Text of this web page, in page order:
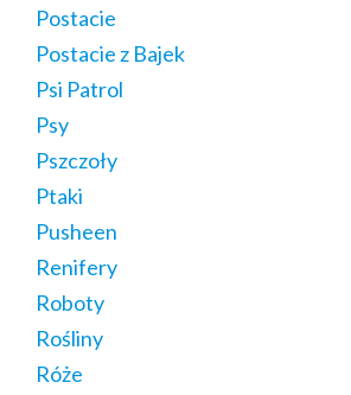
Postacie
Postacie z Bajek
Psi Patrol
Psy
Pszczoły
Ptaki
Pusheen
Renifery
Roboty
Rośliny
Róże